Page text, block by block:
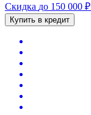
Скидка до 150 000 ₽
Купить в кредит